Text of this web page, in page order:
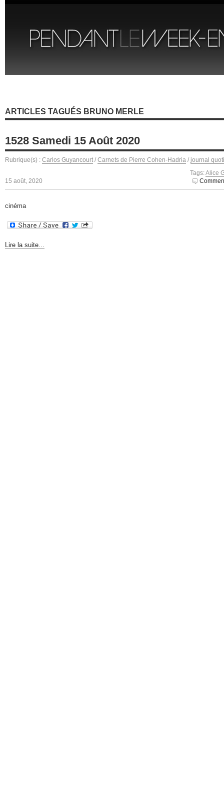
ARTICLES TAGUÉS BRUNO MERLE
1528 Samedi 15 Août 2020
Rubrique(s) : Carlos Guyancourt / Carnets de Pierre Cohen-Hadria / journal
Tags:Alice
15 août, 2020
cinéma
Lire la suite...